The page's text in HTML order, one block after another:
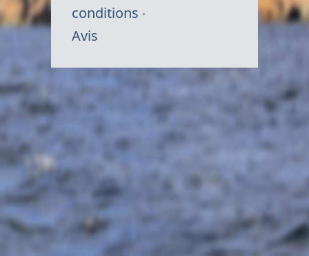
conditions
Avis
Symbole
Canada